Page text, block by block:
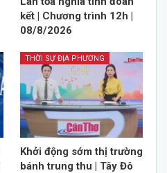
kết | Chương trình 12h |
08/8/2026
THỜI SỰ ĐỊA PHƯƠNG
Khởi động sớm thị trường
bánh trung thu | Tây Đô